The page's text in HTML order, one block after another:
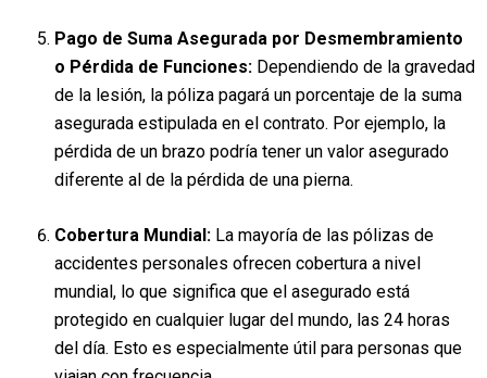
Pago de Suma Asegurada por Desmembramiento
o Pérdida de Funciones: Dependiendo de la gravedad
de la lesión, la póliza pagará un porcentaje de la suma
asegurada estipulada en el contrato. Por ejemplo, la
pérdida de un brazo podría tener un valor asegurado
diferente al de la pérdida de una pierna.
Cobertura Mundial: La mayoría de las pólizas de
accidentes personales ofrecen cobertura a nivel
mundial, lo que significa que el asegurado está
protegido en cualquier lugar del mundo, las 24 horas
del día. Esto es especialmente útil para personas que